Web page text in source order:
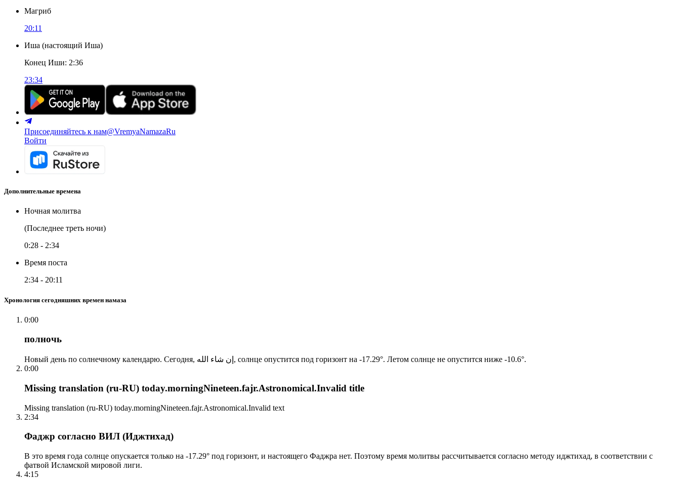
Магриб
20:11
Иша (настоящий Иша)
Конец Иши: 2:36
23:34
Присоединяйтесь к нам@VremyaNamazaRu
Войти
Дополнительные времена
Ночная молитва
(Последнее треть ночи)
0:28 - 2:34
Время поста
2:34 - 20:11
Хронология сегодняшних времен намаза
0:00
полночь
Новый день по солнечному календарю. Сегодня, إن شاء الله, солнце опустится под горизонт на -17.29°. Летом солнце не опустится ниже -10.6°.
0:00
Missing translation (ru-RU) today.morningNineteen.fajr.Astronomical.Invalid title
Missing translation (ru-RU) today.morningNineteen.fajr.Astronomical.Invalid text
2:34
Фаджр согласно ВИЛ (Иджтихад)
В это время года солнце опускается только на -17.29° под горизонт, и настоящего Фаджра нет. Поэтому время молитвы рассчитывается согласно методу иджтихад, в соответствии с
фатвой Исламской мировой лиги.
4:15